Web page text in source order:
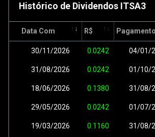
Histórico de Dividendos ITSA3
Data Com R$ Pagamento
30/11/2026 0.0242 04/01/
31/08/2026 0.0242 01/10/
18/06/2026 0.1380 31/08/
29/05/2026 0.0242 01/07/
19/03/2026 0.1160 31/08/